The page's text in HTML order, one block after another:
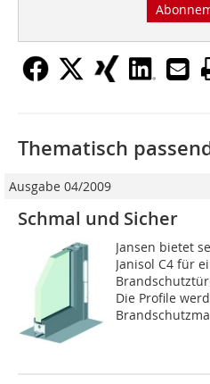
Thematisch
Ausgabe 04/2009
Schmal und Sicher
Jansen bietet
Janisol C4 für
Die Profile